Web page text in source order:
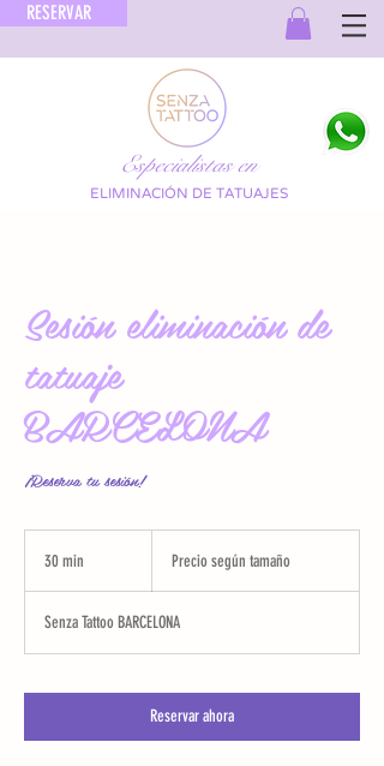
RESERVAR
Especialistas en
ELIMINACIÓN DE TATUAJES
Sesión eliminación de
tatuaje
BARCELONA
¡Reserva tu sesión!
30 min
m
i
según
tamaño
Precio según tamaño
Senza Tattoo BARCELONA
Reservar ahora